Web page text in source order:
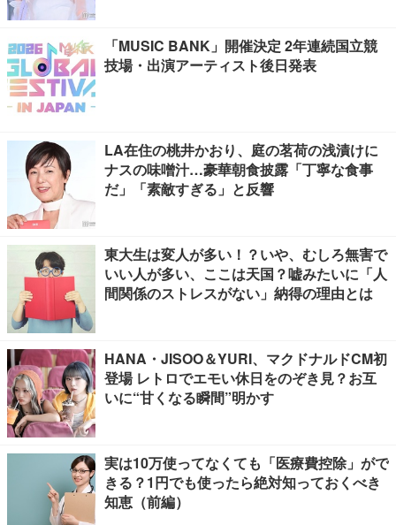
「MUSIC BANK」開催決定 2年連続国立競
技場・出演アーティスト後日発表
LA在住の桃井かおり、庭の茗荷の浅漬けに
ナスの味噌汁…豪華朝食披露「丁寧な食事
だ」「素敵すぎる」と反響
東大生は変人が多い！？いや、むしろ無害で
いい人が多い、ここは天国？嘘みたいに「人
間関係のストレスがない」納得の理由とは
HANA・JISOO＆YURI、マクドナルドCM初
登場 レトロでエモい休日をのぞき見？お互
いに“甘くなる瞬間”明かす
実は10万使ってなくても「医療費控除」がで
きる？1円でも使ったら絶対知っておくべき
知恵（前編）